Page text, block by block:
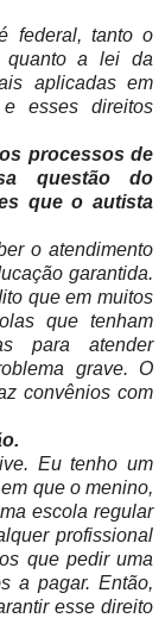
federal, tanto o
quanto a lei da
aplicadas em
esses direitos
processos de
questão do
que o autista
o atendimento
garantida.
que em muitos
que tenham
para atender
grave. O
convênios com
Eu tenho um
que o menino,
escola regular
profissional
que pedir uma
a pagar. Então,
esse direito